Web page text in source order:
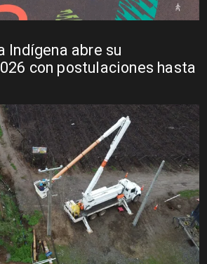
Indígena abre su
con postulaciones hasta